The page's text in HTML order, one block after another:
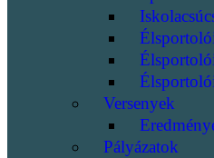
Versenyek
Pályázatok